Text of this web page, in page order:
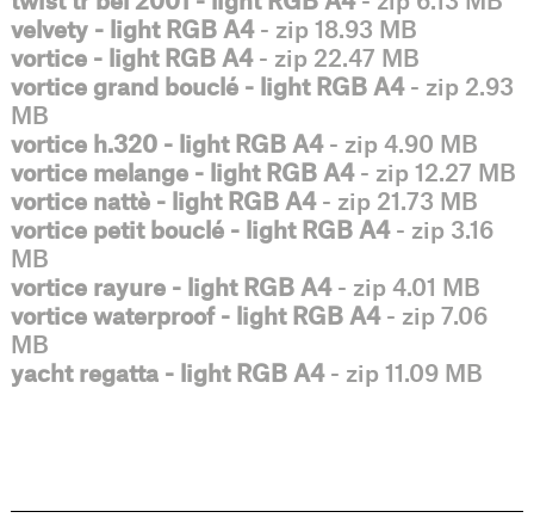
velvety - light RGB A4- zip 18.93 MB
vortice - light RGB A4- zip 22.47 MB
vortice grand bouclé - light RGB A4- zip 2.93
MB
vortice h.320 - light RGB A4- zip 4.90 MB
vortice melange - light RGB A4- zip 12.27 MB
vortice nattè - light RGB A4- zip 21.73 MB
vortice petit bouclé - light RGB A4- zip 3.16
MB
vortice rayure - light RGB A4- zip 4.01 MB
vortice waterproof - light RGB A4- zip 7.06
MB
yacht regatta - light RGB A4- zip 11.09 MB